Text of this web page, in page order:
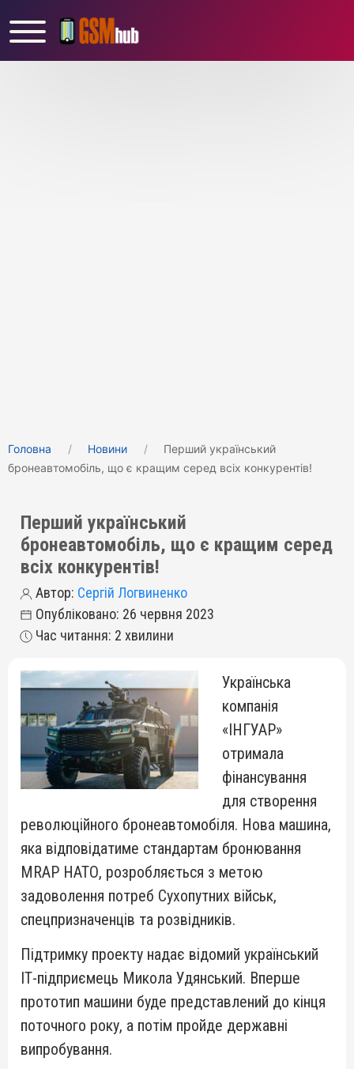
Головна Новини
Перший український
бронеавтомобіль, що є кращим серед всіх конкурентів!
Перший український
бронеавтомобіль, що є кращим серед
всіх конкурентів!
Автор: Сергій Логвиненко
Опубліковано: 26 червня 2023
Час читання: 2 хвилини
Українська
компанія
«ІНГУАР»
отримала
фінансування
для створення
революційного бронеавтомобіля. Нова машина,
яка відповідатиме стандартам бронювання
MRAP НАТО, розробляється з метою
задоволення потреб Сухопутних військ,
спецпризначенців та розвідників.
Підтримку проекту надає відомий український
ІТ-підприємець Микола Удянський. Вперше
прототип машини буде представлений до кінця
поточного року, а потім пройде державні
випробування.